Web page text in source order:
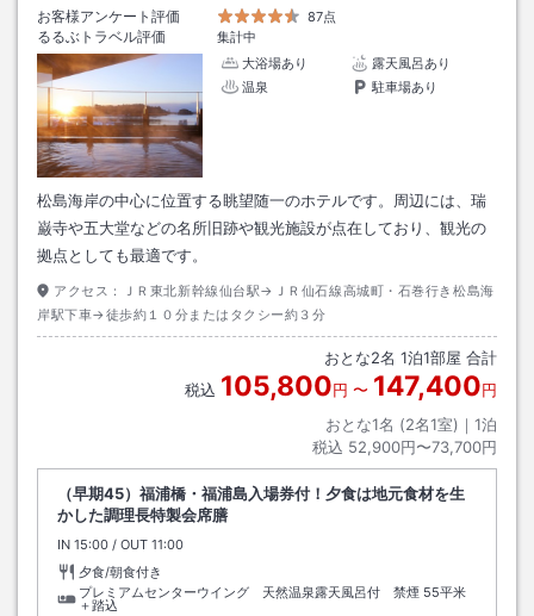
お客様アンケート評価
87点
るるぶトラベル評価
集計中
大浴場あり
露天風呂あり
温泉
駐車場あり
松島海岸の中心に位置する眺望随一のホテルです。周辺には、瑞
巌寺や五大堂などの名所旧跡や観光施設が点在しており、観光の
拠点としても最適です。
アクセス：
ＪＲ東北新幹線仙台駅→ＪＲ仙石線高城町・石巻行き松島海
岸駅下車→徒歩約１０分またはタクシー約３分
おとな2名 1泊1部屋 合計
税込 105,800円 〜 147,400円
おとな1名 (2名1室)｜ 1泊
税込 52,900円〜73,700円
（早期45）福浦橋・福浦島入場券付！夕食は地元食材を生
かした調理長特製会席膳
IN チェックイン
15:00 / OUT チェックアウト
11:00
夕食/朝食付き
プレミアムセンターウイング 天然温泉露天風呂付 禁煙 55平米
＋踏込